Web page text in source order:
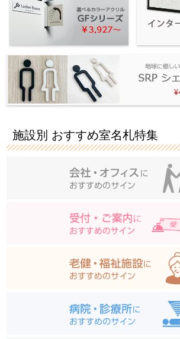
施設別 おすすめ室名札特集